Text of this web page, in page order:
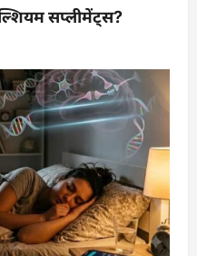
सप्लीमेंट्स?